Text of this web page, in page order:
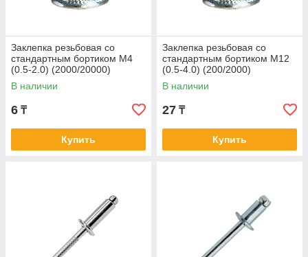
Заклепка резьбовая со
стандартным бортиком М4
(0.5-2.0) (2000/20000)
В наличии
6 ₸
Купить
Заклепка резьбовая со
стандартным бортиком М12
(0.5-4.0) (200/2000)
В наличии
27 ₸
Купить